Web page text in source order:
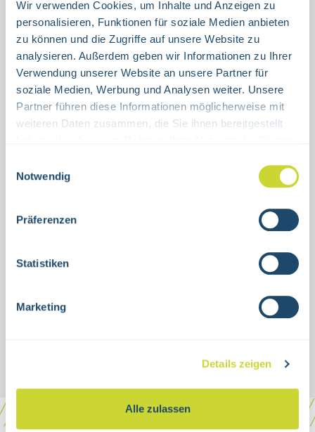
Wir verwenden Cookies, um Inhalte und Anzeigen zu
personalisieren, Funktionen für soziale Medien anbieten
zu können und die Zugriffe auf unsere Website zu
analysieren. Außerdem geben wir Informationen zu Ihrer
Verwendung unserer Website an unsere Partner für
soziale Medien, Werbung und Analysen weiter. Unsere
Partner führen diese Informationen möglicherweise mit
weiteren Daten zusammen, die Sie ihnen bereitgestellt
Notwendig
Präferenzen
Statistiken
Marketing
Details zeigen
Alle zulassen
40 X 20 CM
30 X 15 CM
Materialauswählen
FOLIE
Stück
IN DEN WARENKORB
Beschreibung
ohne mittige Lichtkantezur Nutzung in
GrößenAluminium oder se…